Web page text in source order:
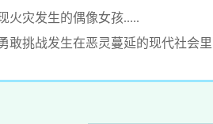
火灾发生的偶像女孩.....
敢挑战发生在恶灵蔓延的现代社会